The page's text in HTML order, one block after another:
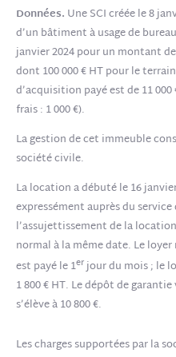
Données. Une SCI créée le 8
d’un bâtiment à usage de
janvier 2024 pour un montant de
dont 100 000 € HT pour le
d’acquisition payé est de 11
frais : 1 000 €).
La gestion de cet immeuble
société civile.
La location a débuté le 16
expressément auprès du
l’assujettissement de la
normal à la même date. Le loyer
est payé le 1erjour du mois ; le
1 800 € HT. Le dépôt de
s’élève à 10 800 €.
Les charges supportées par la